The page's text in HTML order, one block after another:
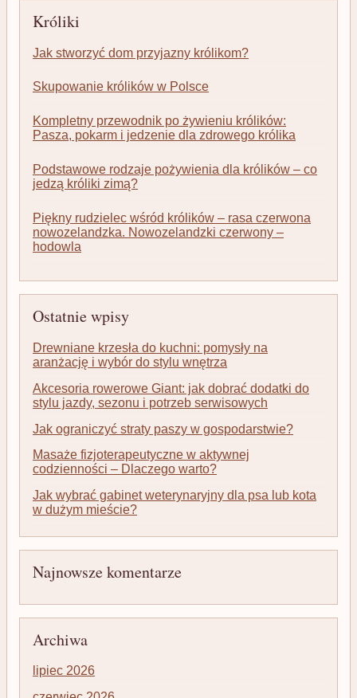
Króliki
Jak stworzyć dom przyjazny królikom?
Skupowanie królików w Polsce
Kompletny przewodnik po żywieniu królików:
Pasza, pokarm i jedzenie dla zdrowego królika
Podstawowe rodzaje pożywienia dla królików – co
jedzą króliki zimą?
Piękny rudzielec wśród królików – rasa czerwona
nowozelandzka. Nowozelandzki czerwony –
hodowla
Ostatnie wpisy
Drewniane krzesła do kuchni: pomysły na
aranżację i wybór do stylu wnętrza
Akcesoria rowerowe Giant: jak dobrać dodatki do
stylu jazdy, sezonu i potrzeb serwisowych
Jak ograniczyć straty paszy w gospodarstwie?
Masaże fizjoterapeutyczne w aktywnej
codzienności – Dlaczego warto?
Jak wybrać gabinet weterynaryjny dla psa lub kota
w dużym mieście?
Najnowsze komentarze
Archiwa
lipiec 2026